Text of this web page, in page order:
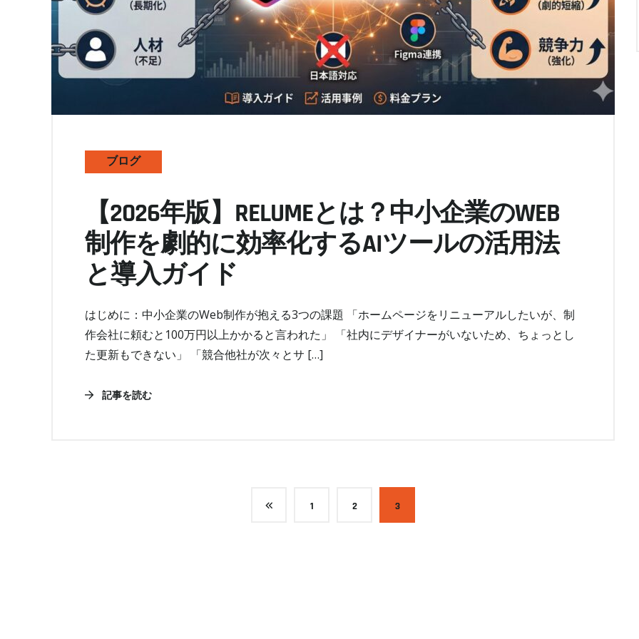
ブログ
【2026年版】RELUMEとは？中小企業のWEB
制作を劇的に効率化するAIツールの活用法
と導入ガイド
はじめに：中小企業のWeb制作が抱える3つの課題 「ホームページをリニューアルしたいが、制
作会社に頼むと100万円以上かかると言われた」 「社内にデザイナーがいないため、ちょっとし
た更新もできない」 「競合他社が次々とサ […]
記事を読む
1 2 3